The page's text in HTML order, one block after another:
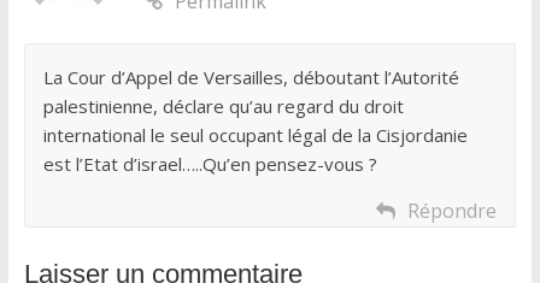
La Cour d’Appel de Versailles, déboutant l’Autorité
palestinienne, déclare qu’au regard du droit
international le seul occupant légal de la Cisjordanie
est l’Etat d’israel…..Qu’en pensez-vous ?
Répondre
Laisser un commentaire